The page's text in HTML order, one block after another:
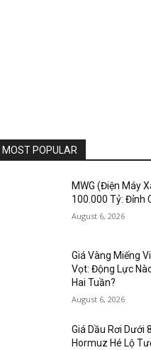
MOST POPULAR
MWG (Điện Máy
100.000 Tỷ: Đỉnh
August 6, 2026
Giá Vàng Miếng
Vọt: Động Lực
Hai Tuần?
August 6, 2026
Giá Dầu Rơi Dưới
Hormuz Hé Lộ